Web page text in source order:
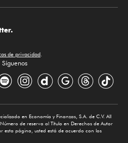
de privacidad.
Síguenos
en Economía y Finanzas, S.A. de C.V. All
de reserva al Título en Derechos de Autor
página, usted está de acuerdo con los